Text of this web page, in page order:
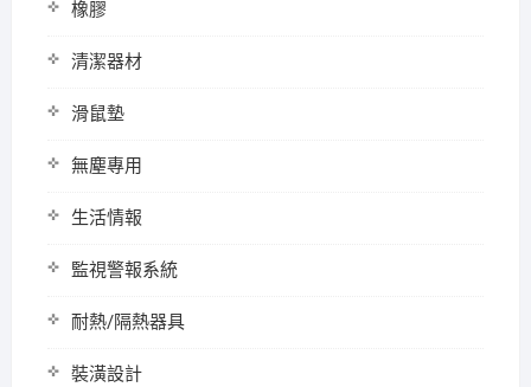
橡膠
清潔器材
滑鼠墊
無塵專用
生活情報
監視警報系統
耐熱/隔熱器具
裝潢設計